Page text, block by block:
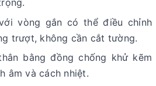
vòng gắn có thể điều chỉnh
trượt, không cần cắt tường.
bằng đồng chống khử kẽm
âm và cách nhiệt.